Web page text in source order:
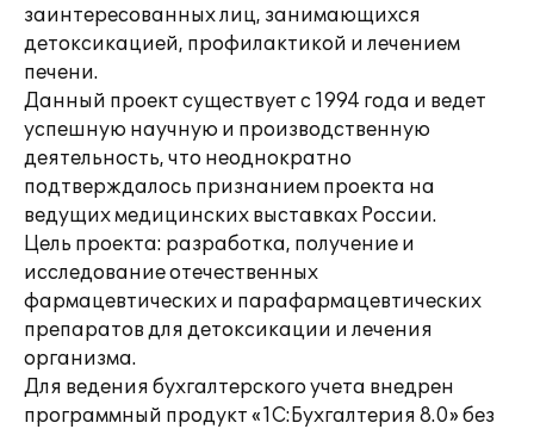
заинтересованных лиц, занимающихся
детоксикацией, профилактикой и лечением
печени.
Данный проект существует с 1994 года и ведет
успешную научную и производственную
деятельность, что неоднократно
подтверждалось признанием проекта на
ведущих медицинских выставках России.
Цель проекта: разработка, получение и
исследование отечественных
фармацевтических и парафармацевтических
препаратов для детоксикации и лечения
организма.
Для ведения бухгалтерского учета внедрен
программный продукт «1С:Бухгалтерия 8.0» без